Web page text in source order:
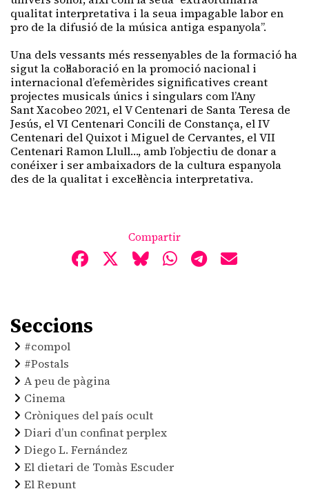
qualitat interpretativa i la seua impagable labor en
pro de la difusió de la música antiga espanyola”.
Una dels vessants més ressenyables de la formació ha
sigut la col·laboració en la promoció nacional i
internacional d’efemèrides significatives creant
projectes musicals únics i singulars com l’Any
Sant Xacobeo 2021, el V Centenari de Santa Teresa de
Jesús, el VI Centenari Concili de Constança, el IV
Centenari del Quixot i Miguel de Cervantes, el VII
Centenari Ramon Llull…, amb l’objectiu de donar a
conéixer i ser ambaixadors de la cultura espanyola
des de la qualitat i excel·lència interpretativa.
Compartir
Seccions
#compol
#Postals
A peu de pàgina
Cinema
Cròniques del país ocult
Diari d’un confinat perplex
Diego L. Fernández
El dietari de Tomàs Escuder
El Repunt